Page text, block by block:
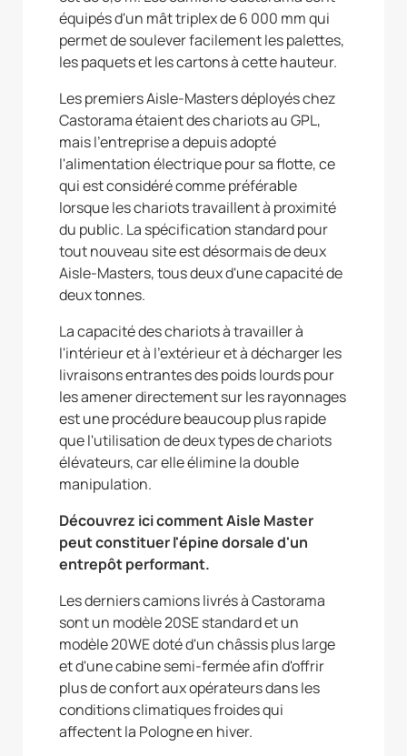
équipés d'un mât triplex de 6 000 mm qui
permet de soulever facilement les palettes,
les paquets et les cartons à cette hauteur.
Les premiers Aisle-Masters déployés chez
Castorama étaient des chariots au GPL,
mais l'entreprise a depuis adopté
l'alimentation électrique pour sa flotte, ce
qui est considéré comme préférable
lorsque les chariots travaillent à proximité
du public. La spécification standard pour
tout nouveau site est désormais de deux
Aisle-Masters, tous deux d'une capacité de
deux tonnes.
La capacité des chariots à travailler à
l'intérieur et à l'extérieur et à décharger les
livraisons entrantes des poids lourds pour
les amener directement sur les rayonnages
est une procédure beaucoup plus rapide
que l'utilisation de deux types de chariots
élévateurs, car elle élimine la double
manipulation.
Découvrez ici comment Aisle Master
peut constituer l'épine dorsale d'un
entrepôt performant.
Les derniers camions livrés à Castorama
sont un modèle 20SE standard et un
modèle 20WE doté d'un châssis plus large
et d'une cabine semi-fermée afin d'offrir
plus de confort aux opérateurs dans les
conditions climatiques froides qui
affectent la Pologne en hiver.